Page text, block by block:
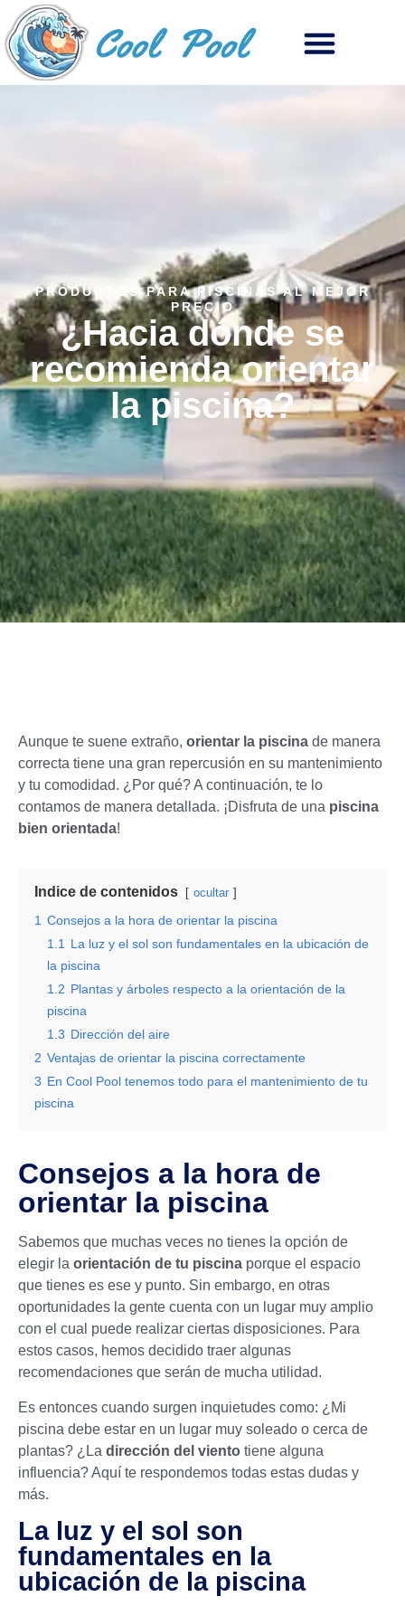
PRODUCTOS PARA PISCINAS AL MEJOR
PRECIO
¿Hacia dónde se
recomienda orientar
la piscina?
Aunque te suene extraño, orientar la piscina de manera
correcta tiene una gran repercusión en su mantenimiento
y tu comodidad. ¿Por qué? A continuación, te lo
contamos de manera detallada. ¡Disfruta de una piscina
bien orientada!
Indice de contenidos ocultar
1 Consejos a la hora de orientar la piscina
1.1 La luz y el sol son fundamentales en la ubicación de
la piscina
1.2 Plantas y árboles respecto a la orientación de la
piscina
1.3 Dirección del aire
2 Ventajas de orientar la piscina correctamente
3 En Cool Pool tenemos todo para el mantenimiento de tu
piscina
Consejos a la hora de
orientar la piscina
Sabemos que muchas veces no tienes la opción de
elegir la orientación de tu piscina porque el espacio
que tienes es ese y punto. Sin embargo, en otras
oportunidades la gente cuenta con un lugar muy amplio
con el cual puede realizar ciertas disposiciones. Para
estos casos, hemos decidido traer algunas
recomendaciones que serán de mucha utilidad.
Es entonces cuando surgen inquietudes como: ¿Mi
piscina debe estar en un lugar muy soleado o cerca de
plantas? ¿La dirección del viento tiene alguna
influencia? Aquí te respondemos todas estas dudas y
más.
La luz y el sol son
fundamentales en la
ubicación de la piscina